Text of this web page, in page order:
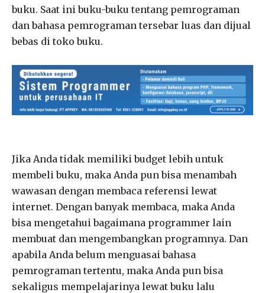
buku. Saat ini buku-buku tentang pemrograman
dan bahasa pemrograman tersebar luas dan dijual
bebas di toko buku.
Jika Anda tidak memiliki budget lebih untuk
membeli buku, maka Anda pun bisa menambah
wawasan dengan membaca referensi lewat
internet. Dengan banyak membaca, maka Anda
bisa mengetahui bagaimana programmer lain
membuat dan mengembangkan programnya. Dan
apabila Anda belum menguasai bahasa
pemrograman tertentu, maka Anda pun bisa
sekaligus mempelajarinya lewat buku lalu